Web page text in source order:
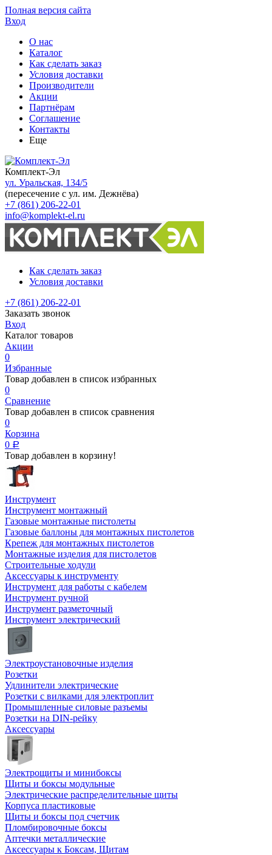
Полная версия сайта
Вход
О нас
Каталог
Как сделать заказ
Условия доставки
Производители
Акции
Партнёрам
Соглашение
Контакты
Еще
Комплект-Эл
ул. Уральская, 134/5
(пересечение с ул. им. Дежнёва)
+7 (861) 206-22-01
info@komplekt-el.ru
Как сделать заказ
Условия доставки
+7 (861) 206-22-01
Заказать звонок
Вход
Каталог товаров
Акции
0
Избранные
Товар добавлен в список избранных
0
Сравнение
Товар добавлен в список сравнения
0
Корзина
0 Р
Товар добавлен в корзину!
Инструмент
Инструмент монтажный
Газовые монтажные пистолеты
Газовые баллоны для монтажных пистолетов
Крепеж для монтажных пистолетов
Монтажные изделия для пистолетов
Строительные ходули
Аксессуары к инструменту
Инструмент для работы с кабелем
Инструмент ручной
Инструмент разметочный
Инструмент электрический
Электроустановочные изделия
Розетки
Удлинители электрические
Розетки с вилками для электроплит
Промышленные силовые разъемы
Розетки на DIN-рейку
Аксессуары
Электрощиты и минибоксы
Щиты и боксы модульные
Электрические распределительные щиты
Корпуса пластиковые
Щиты и боксы под счетчик
Пломбировочные боксы
Аптечки металлические
Аксессуары к Боксам, Щитам